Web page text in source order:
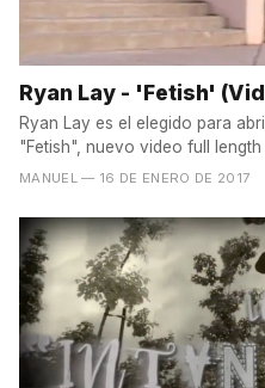
Ryan Lay - 'Fetish'
Ryan Lay es el elegido para
"Fetish", nuevo video full length
MANUEL — 16 DE ENERO DE 2017